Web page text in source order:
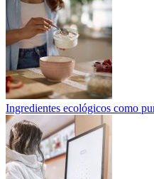
Ingredientes ecológicos como